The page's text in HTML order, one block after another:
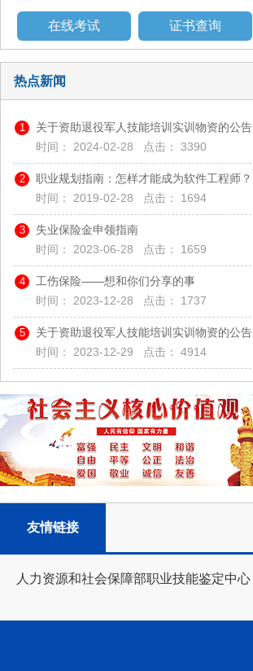
在线考试 证书查询
热点新闻
1
关于资助退役军人技能培训实训物资的公告
时间：
2024-02-28 点击： 3390
2
职业规划指南：怎样才能成为软件工程师？
时间：
2019-02-28 点击： 1694
3
失业保险金申领指南
时间：
2023-06-28 点击： 1659
4
工伤保险——想和你们分享的事
时间：
2023-12-28 点击： 1737
5
关于资助退役军人技能培训实训物资的公告
时间：
2023-12-29 点击： 4914
友情链接
人力资源和社会保障部职业技能鉴定中心